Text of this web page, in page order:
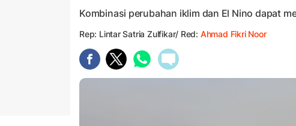
Kombinasi perubahan iklim dan El Nino dapat
Rep: Lintar Satria Zulfikar/ Red: Ahmad Fikri Noor